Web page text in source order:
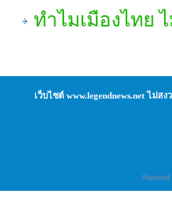
ทำไมเมืองไทย
เว็บไซต์ www.legendnews.net ไม่